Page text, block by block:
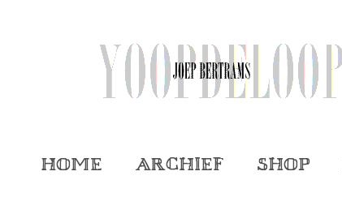
Home Archief Shop